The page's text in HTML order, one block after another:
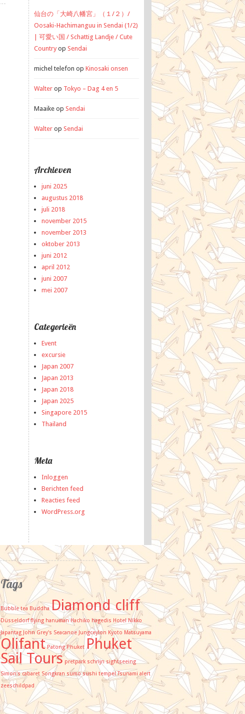
仙台の「大崎八幡宮」（１/２）/
Oosaki-Hachimanguu in Sendai (1/2)
| 可愛い国 / Schattig Landje / Cute
Country op Sendai
michel telefon op Kinosaki onsen
Walter op Tokyo – Dag 4 en 5
Maaike op Sendai
Walter op Sendai
Archieven
juni 2025
augustus 2018
juli 2018
november 2015
november 2013
oktober 2013
juni 2012
april 2012
juni 2007
mei 2007
Categorieën
Event
excursie
Japan 2007
Japan 2013
Japan 2018
Japan 2025
Singapore 2015
Thailand
Meta
Inloggen
Berichten feed
Reacties feed
WordPress.org
Tags
Bubble tea Buddha Diamond cliff
Düsseldorf flying hanuman Hachiko hagedis Hotel Nikko
Japantag John Grey's Seacanoe Jungceylon Kyoto Matsuyama
Olifant Patong Phuket Phuket
Sail Tours pretpark schrijn sightseeing
Simon's cabaret Songkran sumo sushi tempel Tsunami alert
zeeschildpad